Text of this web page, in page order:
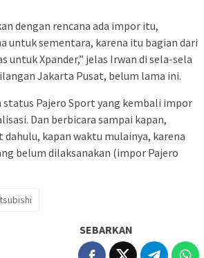
dengan rencana ada impor itu,
untuk sementara, karena itu bagian dari
untuk Xpander,” jelas Irwan di sela-sela
Jakarta Pusat, belum lama ini.
status Pajero Sport yang kembali impor
Dan berbicara sampai kapan,
kapan waktu mulainya, karena
belum dilaksanakan (impor Pajero
SEBARKAN